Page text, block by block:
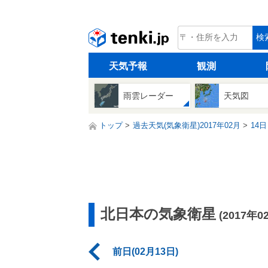
tenki.jp 検
天気予報 観測
雨雲レーダー 天気図
トップ 過去天気(気象衛星)2017年02月 14日
北日本の気象衛星 (2017年
前日(02月13日)